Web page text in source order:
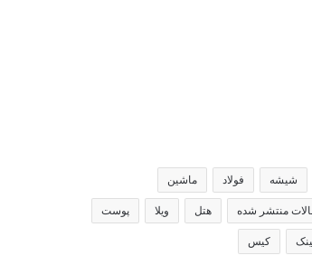
شیشه فولاد ماشین
منتشر شده هتل ویلا پوست
کیس